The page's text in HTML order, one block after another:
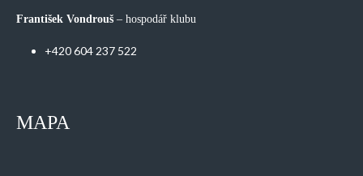
František Vondrouš – hospodář klubu
+420 604 237 522
MAPA